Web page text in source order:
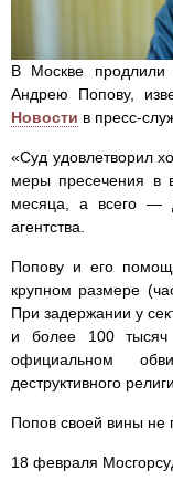
В Москве продлили
Андрею Попову,
Новости в пресс-
«Суд удовлетворил
меры пресечения в
месяца, а всего —
агентства.
Попову и его
крупном размере
При задержании у
и более 100 тысяч
официальном
деструктивного
Попов своей вины не
18 февраля